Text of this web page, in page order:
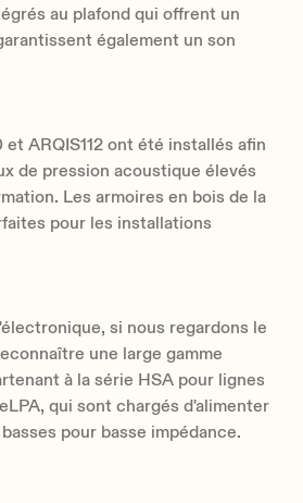
au plafond qui offrent un
également un son
et ARQIS112 ont été installés afin
de pression acoustique élevés
Les armoires en bois de la
pour les installations
si nous regardons le
une large gamme
à la série HSA pour lignes
qui sont chargés d'alimenter
pour basse impédance.